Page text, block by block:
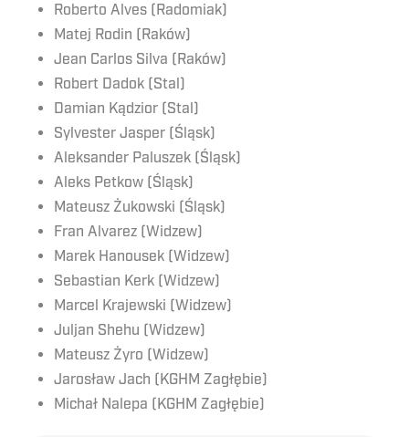
Roberto Alves (Radomiak)
Matej Rodin (Raków)
Jean Carlos Silva (Raków)
Robert Dadok (Stal)
Damian Kądzior (Stal)
Sylvester Jasper (Śląsk)
Aleksander Paluszek (Śląsk)
Aleks Petkow (Śląsk)
Mateusz Żukowski (Śląsk)
Fran Alvarez (Widzew)
Marek Hanousek (Widzew)
Sebastian Kerk (Widzew)
Marcel Krajewski (Widzew)
Juljan Shehu (Widzew)
Mateusz Żyro (Widzew)
Jarosław Jach (KGHM Zagłębie)
Michał Nalepa (KGHM Zagłębie)